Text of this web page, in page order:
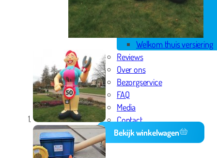
Pensioen versiering
Verjaardag versiering
Voordeelpakketten
Welkom thuis versiering
Reviews
Over ons
Bezorgservice
FAQ
Media
Contact
Bekijk winkelwagen